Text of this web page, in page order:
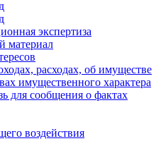
экспертиза
материал
расходах, об имуществе
имущественного характера
для сообщения о фактах
воздействия